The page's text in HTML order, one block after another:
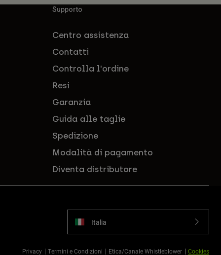
Supporto
Centro assistenza
Contatti
Controlla l'ordine
Resi
Garanzia
Guida alle taglie
Spedizione
Modalità di pagamento
Diventa distributore
Italia
Privacy Termini e Condizioni Etica/Canale Whistleblower Cookies